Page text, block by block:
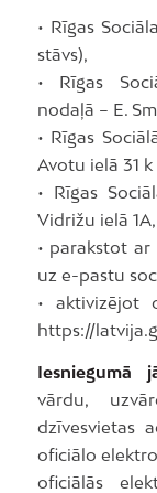
• Rīgas
stāvs),
• Rīgas
nodaļā – E.
• Rīgas
Avotu ielā 31 k
• Rīgas
Vidrižu ielā 1A,
• parakstot
uz e-pastu
• aktivizējot
https://
Iesniegumā
vārdu,
dzīvesvietas
oficiālo
oficiālās